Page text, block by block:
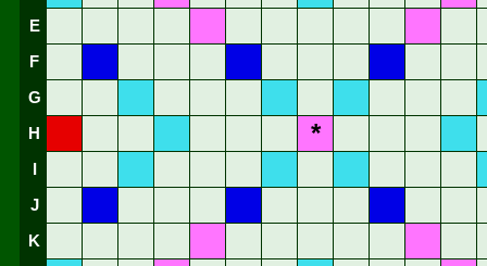
E
F
G
H *
I
J
K